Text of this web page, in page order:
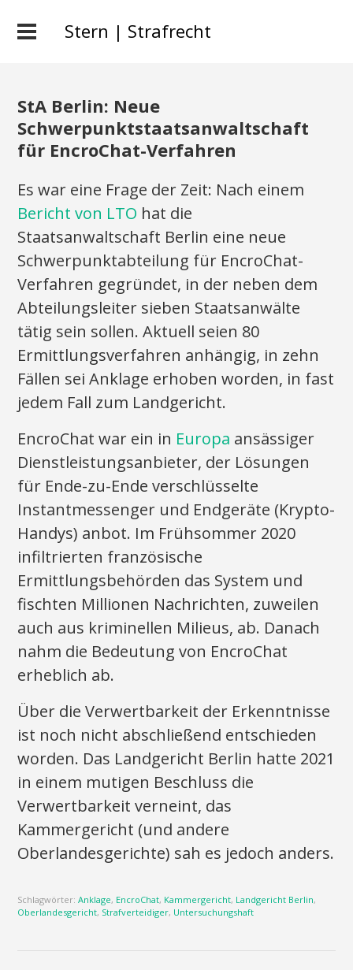
Stern | Strafrecht
StA Berlin: Neue
Schwerpunktstaatsanwaltschaft
für EncroChat-Verfahren
Es war eine Frage der Zeit: Nach einem
Bericht von LTO hat die
Staatsanwaltschaft Berlin eine neue
Schwerpunktabteilung für EncroChat-
Verfahren gegründet, in der neben dem
Abteilungsleiter sieben Staatsanwälte
tätig sein sollen. Aktuell seien 80
Ermittlungsverfahren anhängig, in zehn
Fällen sei Anklage erhoben worden, in fast
jedem Fall zum Landgericht.
EncroChat war ein in Europa ansässiger
Dienstleistungsanbieter, der Lösungen
für Ende-zu-Ende verschlüsselte
Instantmessenger und Endgeräte (Krypto-
Handys) anbot. Im Frühsommer 2020
infiltrierten französische
Ermittlungsbehörden das System und
fischten Millionen Nachrichten, zuweilen
auch aus kriminellen Milieus, ab. Danach
nahm die Bedeutung von EncroChat
erheblich ab.
Über die Verwertbarkeit der Erkenntnisse
ist noch nicht abschließend entschieden
worden. Das Landgericht Berlin hatte 2021
in einem mutigen Beschluss die
Verwertbarkeit verneint, das
Kammergericht (und andere
Oberlandesgerichte) sah es jedoch anders.
Schlagwörter:Anklage, EncroChat, Kammergericht, Landgericht Berlin,
Oberlandesgericht, Strafverteidiger, Untersuchungshaft